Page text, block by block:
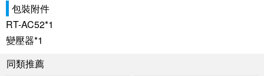
包裝附件
RT-AC52*1
變壓器*1
同類推薦